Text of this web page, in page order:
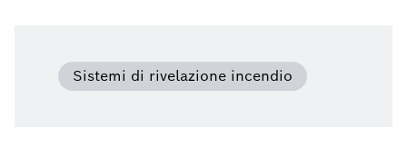
Sistemi di rivelazione incendio